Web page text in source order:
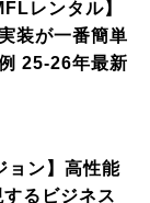
レンタル】
装が一番簡単
25-26年最新
ョン】高性能
るビジネス